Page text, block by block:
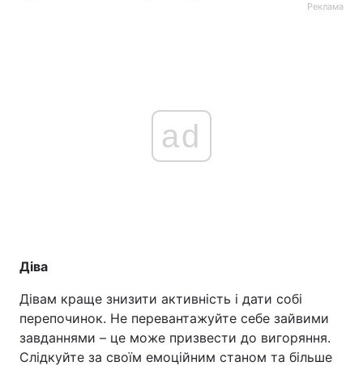
Реклама
ad
Діва
Дівам краще знизити активність і дати собі
перепочинок. Не перевантажуйте себе зайвими
завданнями – це може призвести до вигоряння.
Слідкуйте за своїм емоційним станом та більше